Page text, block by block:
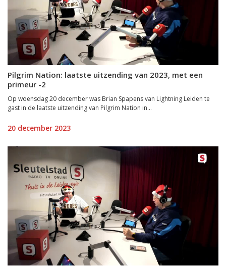
Pilgrim Nation: laatste uitzending van 2023, met een
primeur -2
Op woensdag 20 december was Brian Spapens van Lightning Leiden te
gast in de laatste uitzending van Pilgrim Nation in...
20 december 2023